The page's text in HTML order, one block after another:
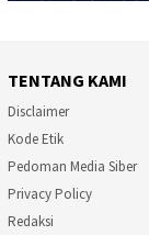
TENTANG KAMI
Disclaimer
Kode Etik
Pedoman Media Siber
Privacy Policy
Redaksi